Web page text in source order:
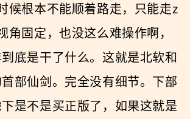
候根本不能顺着路走，只能走z
角固定，也没这么难操作啊，
底是干了什么。这就是北软和
部仙剑。完全没有细节。下部
是不是买正版了，如果这就是